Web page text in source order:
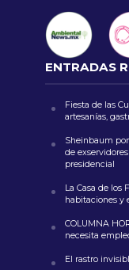
ENTRADAS
Fiesta de las
artesanías,
Sheinbaum
de
presidencial
La Casa de los
habitaciones y
COLUMNA
necesita
El rastro